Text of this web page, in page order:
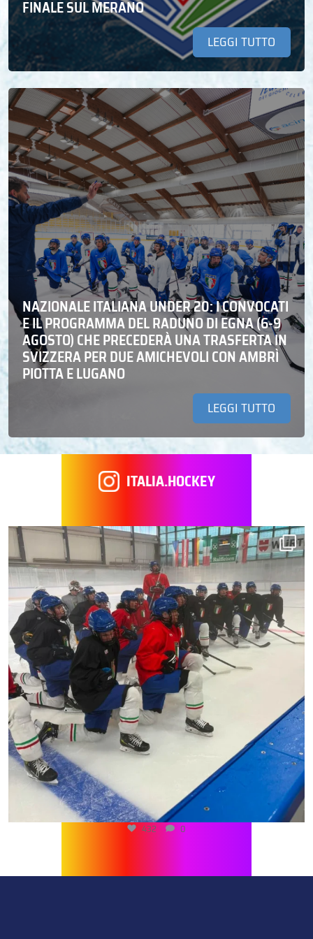
FINALE SUL MERANO
LEGGI TUTTO
NAZIONALE ITALIANA UNDER 20: I CONVOCATI
E IL PROGRAMMA DEL RADUNO DI EGNA (6-9
AGOSTO) CHE PRECEDERÀ UNA TRASFERTA IN
SVIZZERA PER DUE AMICHEVOLI CON AMBRÌ
PIOTTA E LUGANO
LEGGI TUTTO
ITALIA.HOCKEY
432 0